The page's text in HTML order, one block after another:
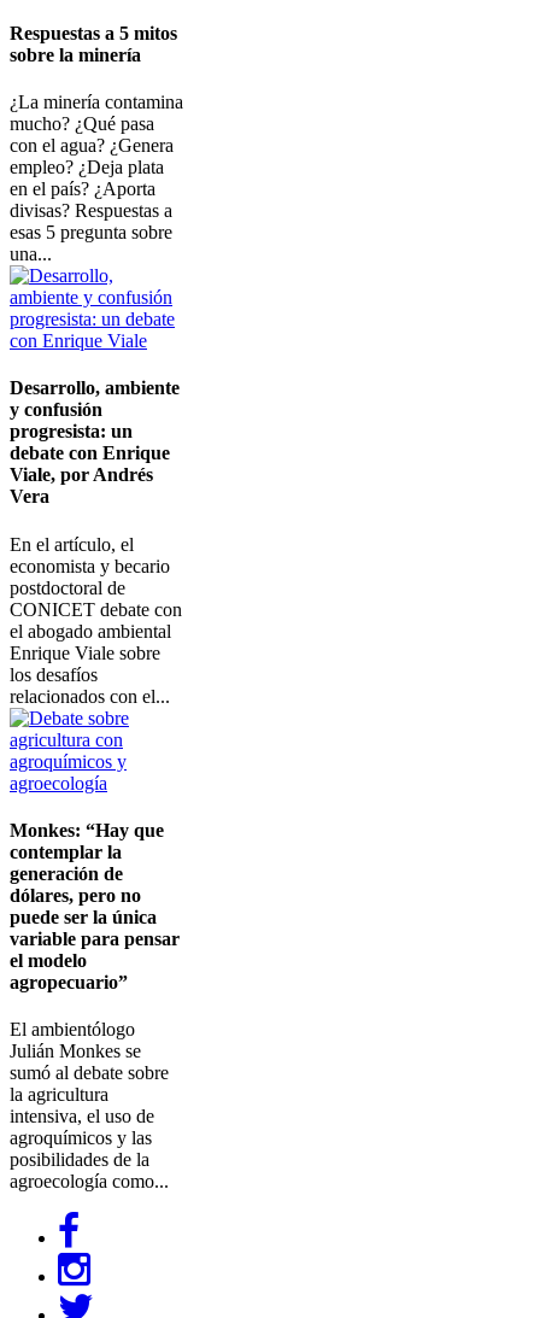
Respuestas a 5 mitos
sobre la minería
¿La minería contamina
mucho? ¿Qué pasa
con el agua? ¿Genera
empleo? ¿Deja plata
en el país? ¿Aporta
divisas? Respuestas a
esas 5 pregunta sobre
una...
Imagen
Desarrollo, ambiente
y confusión
progresista: un
debate con Enrique
Viale, por Andrés
Vera
En el artículo, el
economista y becario
postdoctoral de
CONICET debate con
el abogado ambiental
Enrique Viale sobre
los desafíos
relacionados con el...
Imagen
Monkes: “Hay que
contemplar la
generación de
dólares, pero no
puede ser la única
variable para pensar
el modelo
agropecuario”
El ambientólogo
Julián Monkes se
sumó al debate sobre
la agricultura
intensiva, el uso de
agroquímicos y las
posibilidades de la
agroecología como...